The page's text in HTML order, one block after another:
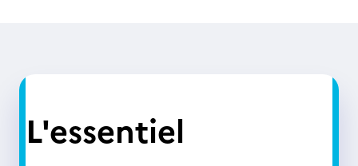
L'essentiel